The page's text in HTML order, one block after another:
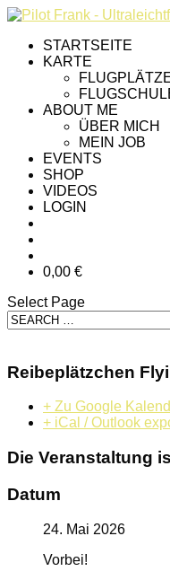
STARTSEITE
KARTE
ABOUT ME
ÜBER MICH
MEIN JOB
EVENTS
SHOP
VIDEOS
LOGIN
0,00 €
Select Page
Reibeplätzchen
+ Zu Google
+ iCal / Outlook
Die Veranstaltung
Datum
24. Mai 2026
Vorbei!